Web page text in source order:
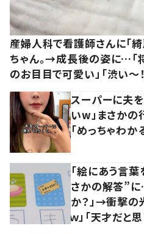
産婦人科で看護師さんに「
ちゃん。→成長後の姿に…「
のお目目で可愛い」「渋い～！
スーパーに夫
いw」まさかの
「めっちゃわか
「絵にあう言
さかの解答”に
か？」→衝撃の
ｗ」「天才だと